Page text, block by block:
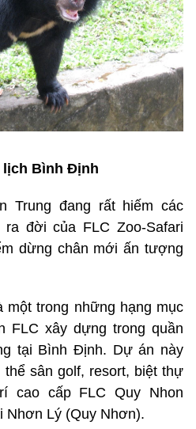
Bình Định
Trung đang rất hiếm các
đời của FLC Zoo-Safari
dừng chân mới ấn tượng
một trong những hạng mục
FLC xây dựng trong quần
tại Bình Định. Dự án này
sân golf, resort, biệt thự
cao cấp FLC Quy Nhon
Nhơn Lý (Quy Nhơn).